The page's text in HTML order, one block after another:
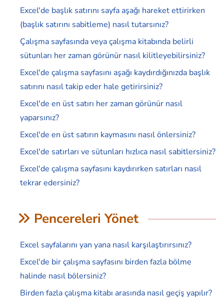
Excel'de başlık satırını sayfa aşağı hareket ettirirken
(başlık satırını sabitleme) nasıl tutarsınız?
Çalışma sayfasında veya çalışma kitabında belirli
sütunları her zaman görünür nasıl kilitleyebilirsiniz?
Excel'de çalışma sayfasını aşağı kaydırdığınızda başlık
satırını nasıl takip eder hale getirirsiniz?
Excel'de en üst satırı her zaman görünür nasıl
yaparsınız?
Excel'de en üst satırın kaymasını nasıl önlersiniz?
Excel'de satırları ve sütunları hızlıca nasıl sabitlersiniz?
Excel'de çalışma sayfasını kaydırırken satırları nasıl
tekrar edersiniz?
Pencereleri Yönet
Excel sayfalarını yan yana nasıl karşılaştırırsınız?
Excel'de bir çalışma sayfasını birden fazla bölme
halinde nasıl bölersiniz?
Birden fazla çalışma kitabı arasında nasıl geçiş yapılır?